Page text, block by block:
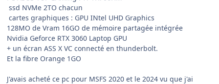
ssd NVMe 2TO chacun
cartes graphiques : GPU INtel UHD Graphics
128MO de Vram 16GO de mémoire partagée intégrée
Nvidia Geforce RTX 3060 Laptop GPU
+ un écran ASS X VC connecté en thunderbolt.
Et la fibre Orange 1GO
J'avais acheté ce pc pour MSFS 2020 et le 2024 vu que j'ai